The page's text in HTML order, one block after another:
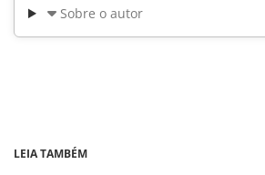
Sobre o autor
LEIA TAMBÉM